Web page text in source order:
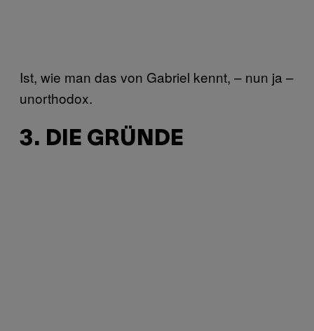
Ist, wie man das von Gabriel kennt, – nun ja –
unorthodox.
3. DIE GRÜNDE